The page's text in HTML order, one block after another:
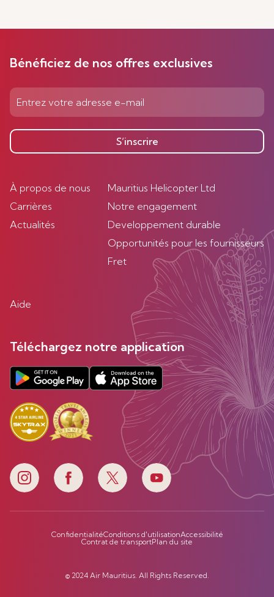
Bénéficiez de nos offres exclusives
S’inscrire
À propos de nous
Carrières
Actualités
Mauritius Helicopter Ltd
Notre engagement
Developpement durable
Opportunités pour les fournisseurs
Fret
Aide
Téléchargez notre application
ConfidentialitéConditions d'utilisationAccessibilité
Contrat de transportPlan du site
© 2024 Air Mauritius. All Rights Reserved.